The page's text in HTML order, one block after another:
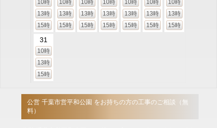
10時
13時
15時
10時
13時
15時
10時
13時
15時
10時
13時
15時
10時
13時
15時
10時
13時
15時
10時
13時
15時
31
10時
13時
15時
公営 千葉市営平和公園 をお持ちの方の工事のご相談（無
料）